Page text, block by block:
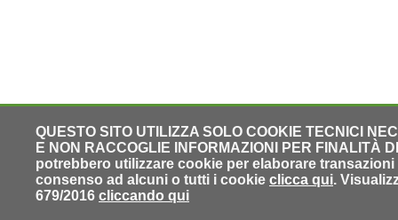
QUESTO SITO UTILIZZA SOLO COOKIE TECNICI
E NON RACCOGLIE INFORMAZIONI PER FINALITÀ
potrebbero utilizzare cookie per elaborare
consenso ad alcuni o tutti i cookie clicca qui.
679/2016 cliccando qui